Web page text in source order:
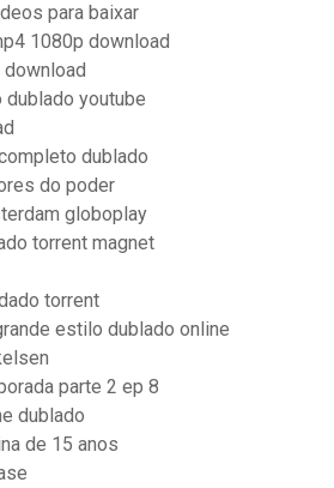
para baixar
1080p download
youtube
dublado
do poder
globoplay
torrent magnet
torrent
estilo dublado online
parte 2 ep 8
dublado
de 15 anos